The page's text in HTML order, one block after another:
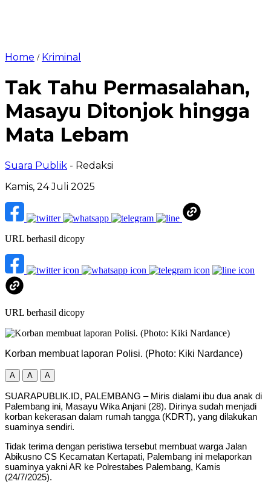
Home / Kriminal
Tak Tahu Permasalahan,
Masayu Ditonjok hingga
Mata Lebam
Suara Publik - Redaksi
Kamis, 24 Juli 2025
URL berhasil dicopy
URL berhasil dicopy
Korban membuat laporan Polisi. (Photo: Kiki Nardance)
A A A
SUARAPUBLIK.ID, PALEMBANG – Miris dialami ibu dua anak di
Palembang ini, Masayu Wika Anjani (28). Dirinya sudah menjadi
korban kekerasan dalam rumah tangga (KDRT), yang dilakukan
suaminya sendiri.
Tidak terima dengan peristiwa tersebut membuat warga Jalan
Abikusno CS Kecamatan Kertapati, Palembang ini melaporkan
suaminya yakni AR ke Polrestabes Palembang, Kamis
(24/7/2025).